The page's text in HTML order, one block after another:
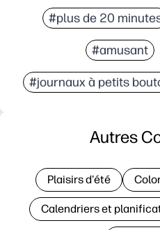
#plus de 20
#amusant
#journaux à petits
Autres
Plaisirs d'été
Calendriers et